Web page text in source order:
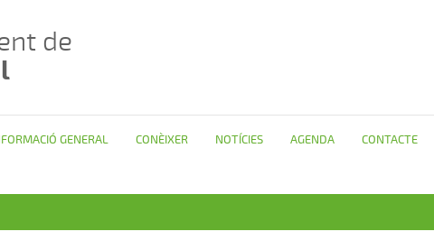
de
GENERAL CONÈIXER NOTÍCIES AGENDA CONTACTE